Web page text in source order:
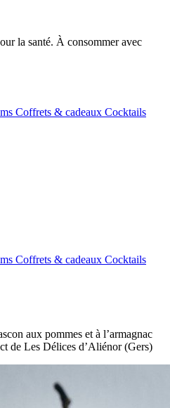
la santé. À consommer avec
Coffrets & cadeaux Cocktails
Coffrets & cadeaux Cocktails
aux pommes et à l’armagnac
de Les Délices d’Aliénor (Gers)